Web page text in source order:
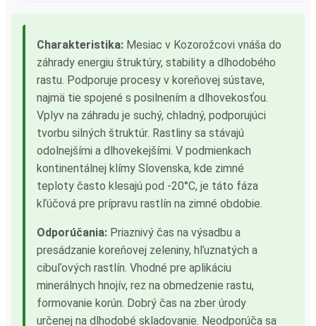
Charakteristika: Mesiac v Kozorožcovi vnáša do
záhrady energiu štruktúry, stability a dlhodobého
rastu. Podporuje procesy v koreňovej sústave,
najmä tie spojené s posilnením a dlhovekosťou.
Vplyv na záhradu je suchý, chladný, podporujúci
tvorbu silných štruktúr. Rastliny sa stávajú
odolnejšími a dlhovekejšími. V podmienkach
kontinentálnej klímy Slovenska, kde zimné
teploty často klesajú pod -20°C, je táto fáza
kľúčová pre prípravu rastlín na zimné obdobie.
Odporúčania: Priaznivý čas na výsadbu a
presádzanie koreňovej zeleniny, hľuznatých a
cibuľových rastlín. Vhodné pre aplikáciu
minerálnych hnojív, rez na obmedzenie rastu,
formovanie korún. Dobrý čas na zber úrody
určenej na dlhodobé skladovanie. Neodporúča sa